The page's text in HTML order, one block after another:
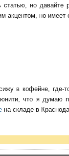
статью, но давайте
акцентом, но имеет
в кофейне,
что я
на складе в